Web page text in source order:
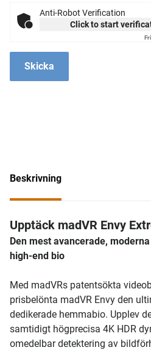
Anti-Robot Verification
Click to start
Skicka
Beskrivning
Upptäck madVR Envy
Den mest avancerade,
high-end bio
Med madVRs patentsökta
prisbelönta madVR Envy den
dedikerade hemmabio. Upplev
samtidigt högprecisa 4K HDR
omedelbar detektering av